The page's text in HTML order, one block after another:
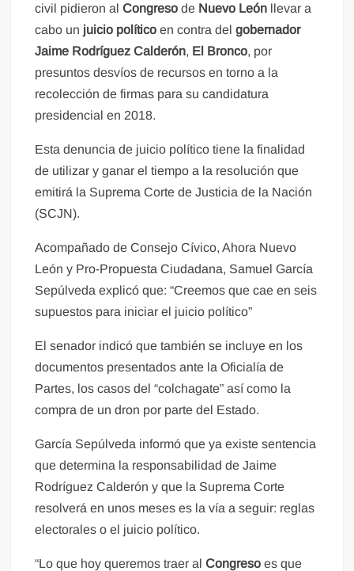
civil pidieron alCongreso de Nuevo León llevar a
cabo un juicio político en contra delgobernador
Jaime Rodríguez Calderón, El Bronco, por
presuntos desvíos de recursos en torno a la
recolección de firmas para su candidatura
presidencial en 2018.
Esta denuncia de juicio político tiene la finalidad
de utilizar y ganar el tiempo a la resolución que
emitirá la Suprema Corte de Justicia de la Nación
(SCJN).
Acompañado de Consejo Cívico, Ahora Nuevo
León y Pro-Propuesta Ciudadana, Samuel García
Sepúlveda explicó que: “Creemos que cae en seis
supuestos para iniciar el juicio político”
El senador indicó que también se incluye en los
documentos presentados ante la Oficialía de
Partes, los casos del “colchagate” así como la
compra de un dron por parte del Estado.
García Sepúlveda informó que ya existe sentencia
que determina la responsabilidad de Jaime
Rodríguez Calderón y que la Suprema Corte
resolverá en unos meses es la vía a seguir: reglas
electorales o el juicio político.
“Lo que hoy queremos traer alCongreso es que